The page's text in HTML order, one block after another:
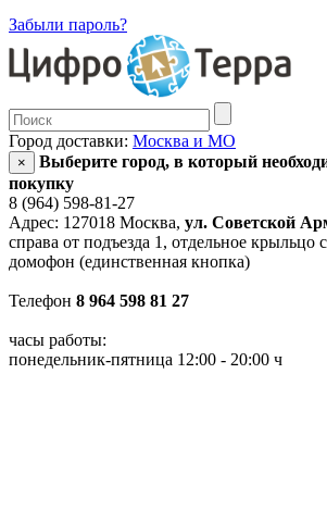
Забыли пароль?
Город доставки: Москва и МО
×
Выберите город, в который
покупку
8 (964) 598-81-27
Адрес: 127018 Москва, ул. Советской
справа от подъезда 1, отдельное крыльцо
домофон (единственная кнопка)
Телефон 8 964 598 81 27
часы работы:
понедельник-пятница 12:00 - 20:00 ч